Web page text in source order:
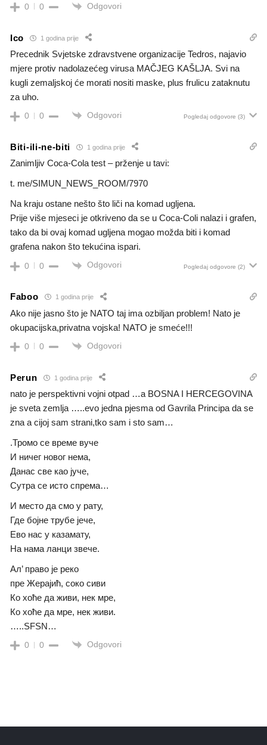
0 0 Odgovori
Ico 1 godina prije
Precednik Svjetske zdravstvene organizacije Tedros, najavio
mjere protiv nadolazećeg virusa MAČJEG KAŠLJA. Svi na
kugli zemaljskoj će morati nositi maske, plus frulicu zataknutu
za uho.
0 0 Odgovori Pogledaj odgovore (3)
Biti-ili-ne-biti 1 godina prije
Zanimljiv Coca-Cola test – prženje u tavi:
t. me/SIMUN_NEWS_ROOM/7970
Na kraju ostane nešto što liči na komad ugljena.
Prije više mjeseci je otkriveno da se u Coca-Coli nalazi i grafen,
tako da bi ovaj komad ugljena mogao možda biti i komad
grafena nakon što tekućina ispari.
0 0 Odgovori Pogledaj odgovore (2)
Faboo 1 godina prije
Ako nije jasno što je NATO taj ima ozbiljan problem! Nato je
okupacijska,privatna vojska! NATO je smeće!!!
0 0 Odgovori
Perun 1 godina prije
nato je perspektivni vojni otpad …a BOSNA I HERCEGOVINA
je sveta zemlja …..evo jedna pjesma od Gavrila Principa da se
zna a cijoj sam strani,tko sam i sto sam…
.Тромо се време вуче
И ничег новог нема,
Данас све као јуче,
Сутра се исто спрема…
И место да смо у рату,
Где бојне трубе јече,
Ево нас у казамату,
На нама ланци звече.
Ал’ право је реко
пре Жерајић, соко сиви
Ко хоће да живи, нек мре,
Ко хоће да мре, нек живи.
…..SFSN…
0 0 Odgovori